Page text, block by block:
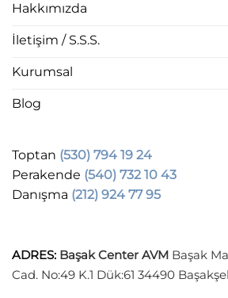
Hakkımızda
İletişim / S.S.S.
Kurumsal
Blog
Toptan (530) 794 19 24
Perakende (540) 732 10 43
Danışma (212) 924 77 95
ADRES: Başak Center AVM Başak
Cad. No:49 K.1 Dük:61 34490